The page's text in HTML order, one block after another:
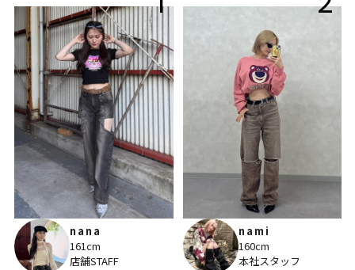
nana
161cm
店舗STAFF
nami
160cm
本社スタッフ